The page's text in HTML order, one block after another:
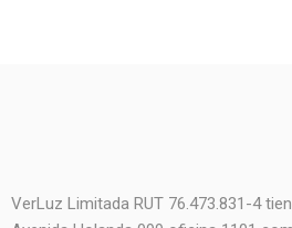
VerLuz Limitada RUT 76.473.831-4